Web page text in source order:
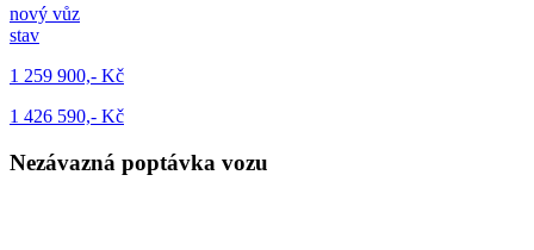
nový vůz
stav
1 259 900,- Kč
1 426 590,- Kč
Nezávazná poptávka vozu